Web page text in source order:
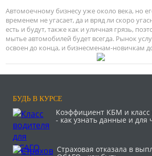
Автомоечному бизнесу уже около века, но
временем не угасает, да и вряд ли скоро
есть и будут, также как и уличная грязь,
мытье автомобилей будет всегда. Рынок
освоен до конца, и бизнесменам-новичкам
БУДЬ В КУРСЕ
Коэффициент КБМ и
- как узнать данные и для
Страховая отказала в